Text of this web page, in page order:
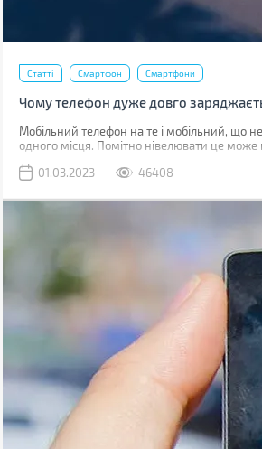
Статті Смартфон Смартфони
Чому телефон дуже довго
Мобільний телефон на те і мобільний, що
одного місця. Помітно нівелювати це може
01.03.2023
46408